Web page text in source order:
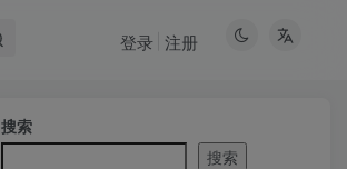
登录 注册
搜索
搜索